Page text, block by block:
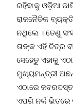
ରହିବାକୁ ଓଡ଼ିଆ
ରାଜନୈତିକ
ନଥିଲେ । ତେଣୁ
ତାଙ୍କ ଏହି ଚିତ୍ର
ସେହେତୁ ଏହାକୁ
ମୁଖ୍ୟମନ୍ତ୍ରୀ
ଏଠାରେ
ଏପରି ନର୍କ ଭିତରେ